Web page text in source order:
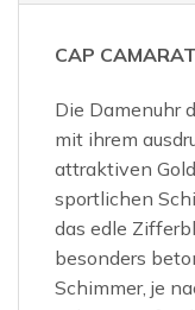
CAP
Die Damenuhr
mit ihrem
attraktiven
sportlichen
das edle
besonders
Schimmer, je